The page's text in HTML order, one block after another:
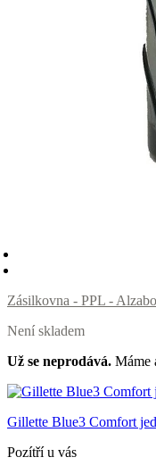
Zásilkovna - PPL -
Není skladem
Už se neprodává. Máme
Gillette Blue3 Comfort
Pozítří u vás